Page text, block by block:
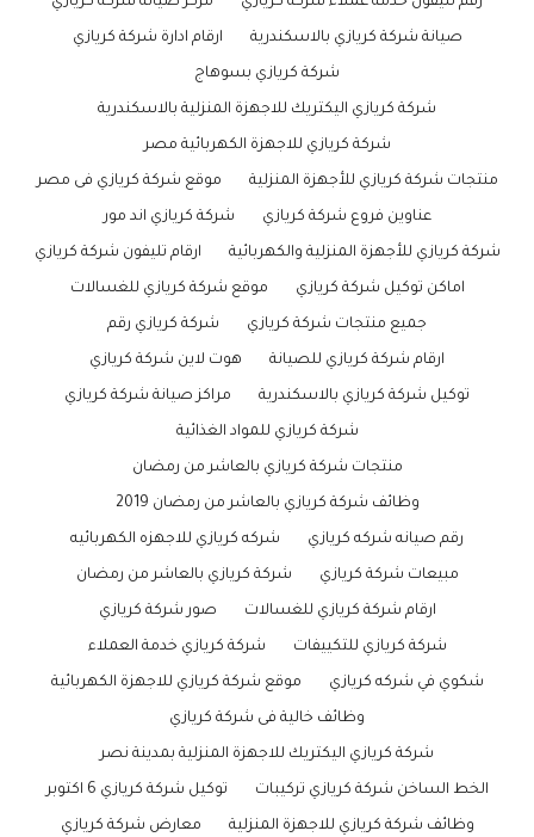
صيانة شركة كريازي بالاسكندرية ارقام ادارة شركة كريازي
شركة كريازي بسوهاج
شركة كريازي اليكتريك للاجهزة المنزلية بالاسكندرية
شركة كريازي للاجهزة الكهربائية مصر
منتجات شركة كريازي للأجهزة المنزلية موقع شركة كريازي فى مصر
عناوين فروع شركة كريازي شركة كريازي اند مور
شركة كريازي للأجهزة المنزلية والكهربائية ارقام تليفون شركة كريازي
اماكن توكيل شركة كريازي موقع شركة كريازي للغسالات
جميع منتجات شركة كريازي شركة كريازي رقم
ارقام شركة كريازي للصيانة هوت لاين شركة كريازي
توكيل شركة كريازي بالاسكندرية مراكز صيانة شركة كريازي
شركة كريازي للمواد الغذائية
منتجات شركة كريازي بالعاشر من رمضان
وظائف شركة كريازي بالعاشر من رمضان 2019
رقم صيانه شركه كريازي شركه كريازي للاجهزه الكهربائيه
مبيعات شركة كريازي شركة كريازي بالعاشر من رمضان
ارقام شركة كريازي للغسالات صور شركة كريازي
شركة كريازي للتكييفات شركة كريازي خدمة العملاء
شكوي في شركه كريازي موقع شركة كريازي للاجهزة الكهربائية
وظائف خالية فى شركة كريازي
شركة كريازي اليكتريك للاجهزة المنزلية بمدينة نصر
الخط الساخن شركة كريازي تركيبات توكيل شركة كريازي 6 اكتوبر
وظائف شركة كريازي للاجهزة المنزلية معارض شركة كريازي